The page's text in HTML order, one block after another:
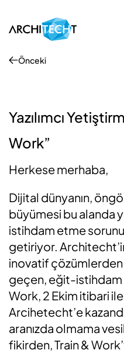
Önceki
Yazılımcı
Work”
Herkese merhaba,
Dijital dünyanın,
büyümesi bu alanda
istihdam etme
getiriyor.
inovatif
geçen, eğit-istihdam
Work, 2 Ekim itibari ile
Arcihetecht’e
aranızda olmama
fikirden, Train &